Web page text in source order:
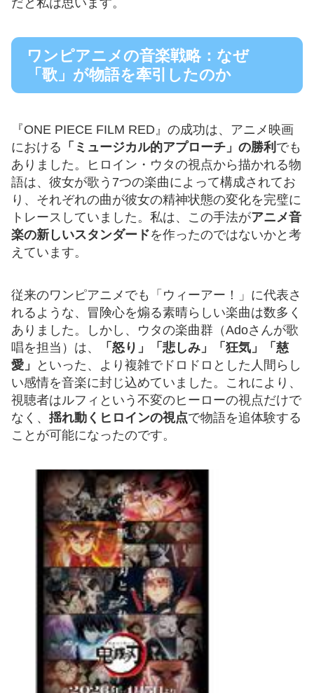
ワンピアニメの音楽戦略：なぜ
「歌」が物語を牽引したのか
『ONE PIECE FILM RED』の成功は、アニメ映画
における 「ミュージカル的アプローチ」の勝利 でも
ありました。ヒロイン・ウタの視点から描かれる物
語は、彼女が歌う7つの楽曲によって構成されてお
り、それぞれの曲が彼女の精神状態の変化を完璧に
トレースしていました。私は、この手法がアニメ音
楽の新しいスタンダードを作ったのではないかと考
えています。
従来のワンピアニメでも「ウィーアー！」に代表さ
れるような、冒険心を煽る素晴らしい楽曲は数多く
ありました。しかし、ウタの楽曲群（Adoさんが歌
唱を担当）は、
「怒り」「悲しみ」「狂気」「慈
愛」
といった、より複雑でドロドロとした人間らし
い感情を音楽に封じ込めていました。これにより、
視聴者はルフィという不変のヒーローの視点だけで
なく、 揺れ動くヒロインの視点で物語を追体験する
ことが可能になったのです。